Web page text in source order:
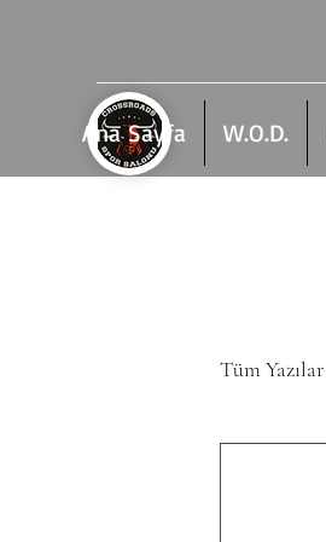
Ana Sayfa W.O.D.
Tüm Yazılar